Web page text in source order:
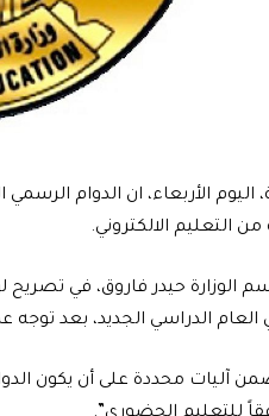
اليوم الأربعاء، ان الدوام
التعليم الالكتروني.
الوزارة حيدر فاروق، في تصريح
العام الدراسي الجديد، بعد توجه
آليات محددة على أن يكون